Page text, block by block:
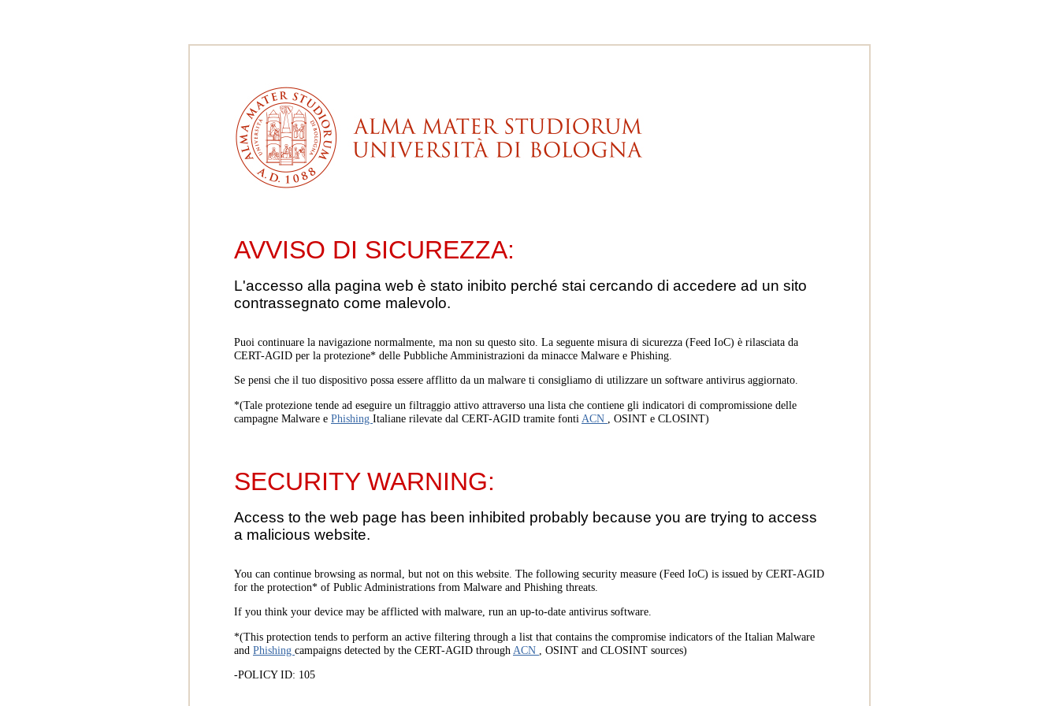
AVVISO DI SICUREZZA:
L'accesso alla pagina web è stato inibito perché stai cercando di accedere ad un sito
contrassegnato come malevolo.
Puoi continuare la navigazione normalmente, ma non su questo sito. La seguente misura di sicurezza (Feed IoC) è rilasciata da
CERT-AGID per la protezione* delle Pubbliche Amministrazioni da minacce Malware e Phishing.
Se pensi che il tuo dispositivo possa essere afflitto da un malware ti consigliamo di utilizzare un software antivirus aggiornato.
*(Tale protezione tende ad eseguire un filtraggio attivo attraverso una lista che contiene gli indicatori di compromissione delle
campagne Malware e Phishing Italiane rilevate dal CERT-AGID tramite fonti ACN , OSINT e CLOSINT)
SECURITY WARNING:
Access to the web page has been inhibited probably because you are trying to access
a malicious website.
You can continue browsing as normal, but not on this website. The following security measure (Feed IoC) is issued by CERT-AGID
for the protection* of Public Administrations from Malware and Phishing threats.
If you think your device may be afflicted with malware, run an up-to-date antivirus software.
*(This protection tends to perform an active filtering through a list that contains the compromise indicators of the Italian Malware
and Phishing campaigns detected by the CERT-AGID through ACN
, OSINT and CLOSINT sources)
-POLICY ID: 105